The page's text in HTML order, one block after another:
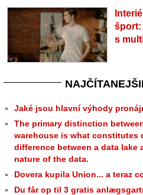
šport:
s
Jaké jsou hlavní výhody
The primary distinction
warehouse is what constitutes
difference between a data lake
nature of the data.
Dovera kupila Union... a teraz
Du får op til 3 gratis